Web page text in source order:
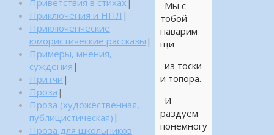
Мы с
тобой
наварим
щи
из тоски
и топора.
И
раздуем
понемногу
Приветствия в стихах
Приключения и НПЛ |
Приключенческие
юмористические рассказы |
Примеры, мнения,
суждения |
Притчи |
Проза |
Проза (художественная,
публицистическая) |
Проза для школьников